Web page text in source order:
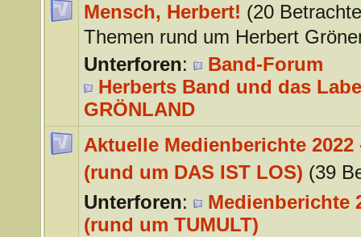
Mensch, Herbert! (20
Themen rund um Herbert
Unterforen:
Band-Forum
Herberts Band und das
GRÖNLAND
Aktuelle Medienberichte 2022
(rund um DAS IST LOS) (39
Unterforen:
Medienberichte
(rund um TUMULT)